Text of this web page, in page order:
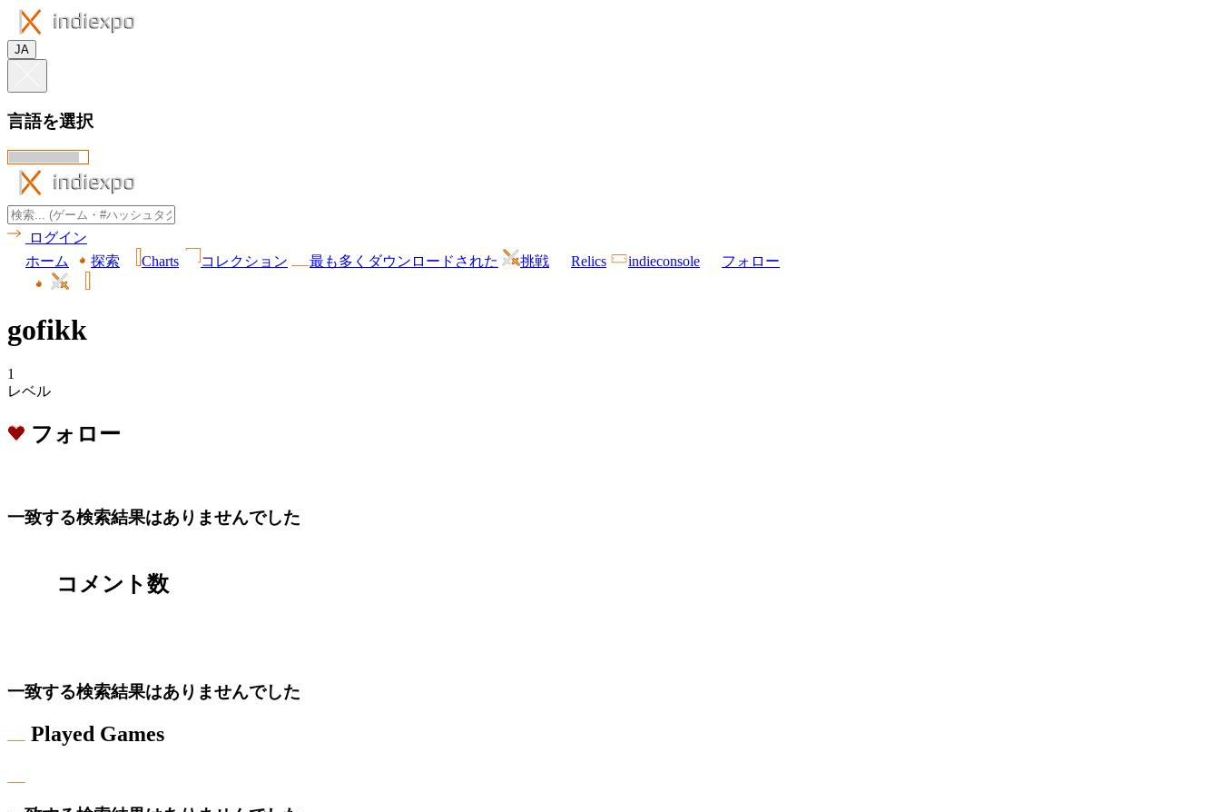
JA
言語を選択
ログイン
ホーム
探索 Charts コレクション 最も多くダウンロードされた 挑戦 Relics indieconsole フォロー
gofikk
1
レベル
フォロー
一致する検索結果はありませんでした
コメント数
一致する検索結果はありませんでした
Played Games